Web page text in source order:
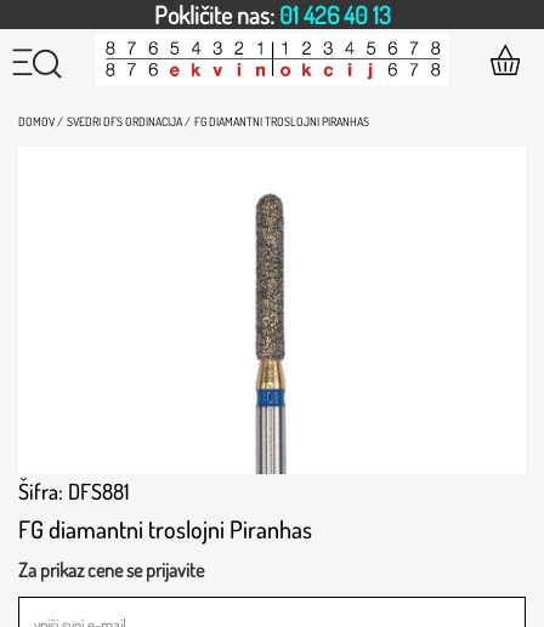
Pokličite nas:01 426 40 13
DOMOV / SVEDRI DFS ORDINACIJA / FG DIAMANTNI TROSLOJNI PIRANHAS
Šifra: DFS881
FG diamantni troslojni Piranhas
Za prikaz cene se prijavite